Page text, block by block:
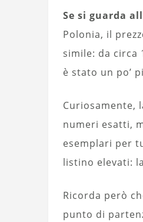
Se si guarda
Polonia, il
simile: da circa
è stato un po’
Curiosamente,
numeri esatti,
esemplari per
listino elevati:
Ricorda però
punto di